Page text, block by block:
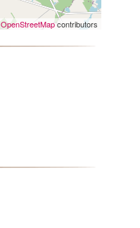
OpenStreetMapcontributors